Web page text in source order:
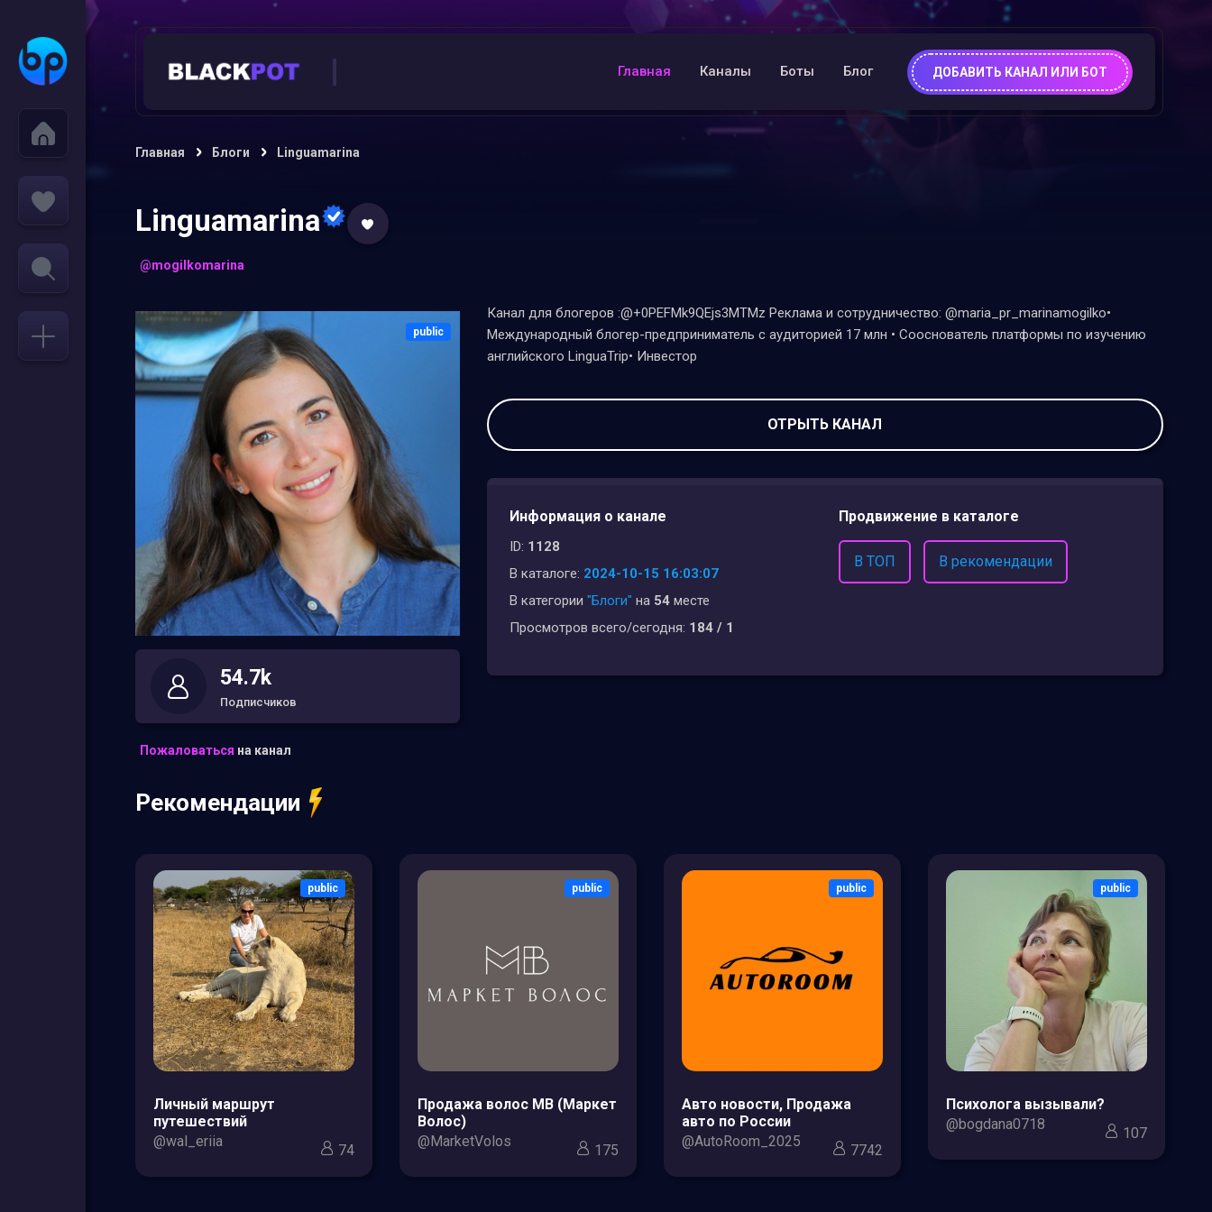
Главная Каналы Боты Блог ДОБАВИТЬ КАНАЛ ИЛИ БОТ
Главная Блоги Linguamarina
Linguamarina
@mogilkomarina
public
54.7k
Подписчиков
Пожаловаться на канал
Канал для блогеров :@+0PEFMk9QEjs3MTMz Реклама и сотрудничество: @maria_pr_marinamogilko•
Международный блогер-предприниматель с аудиторией 17 млн • Сооснователь платформы по изучению
английского LinguaTrip• Инвестор
ОТРЫТЬ КАНАЛ
Информация о канале
ID: 1128
В каталоге: 2024-10-15 16:03:07
В категории "Блоги" на 54месте
Просмотров всего/сегодня: 184 / 1
Продвижение в каталоге
В ТОП В рекомендации
Рекомендации
public
Личный маршрут
путешествий
@wal_eriia
74
public
Продажа волос МВ (Маркет
Волос)
@MarketVolos
175
public
Авто новости, Продажа
авто по России
@AutoRoom_2025
7742
public
Психолога вызывали?
@bogdana0718
107